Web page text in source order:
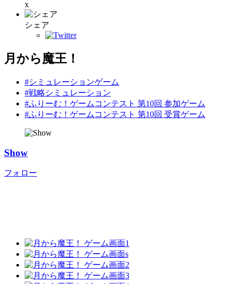
x
シェア
月から魔王！
#シミュレーションゲーム
#戦略シミュレーション
#ふりーむ！ゲームコンテスト 第10回 参加ゲーム
#ふりーむ！ゲームコンテスト 第10回 受賞ゲーム
Show
フォロー